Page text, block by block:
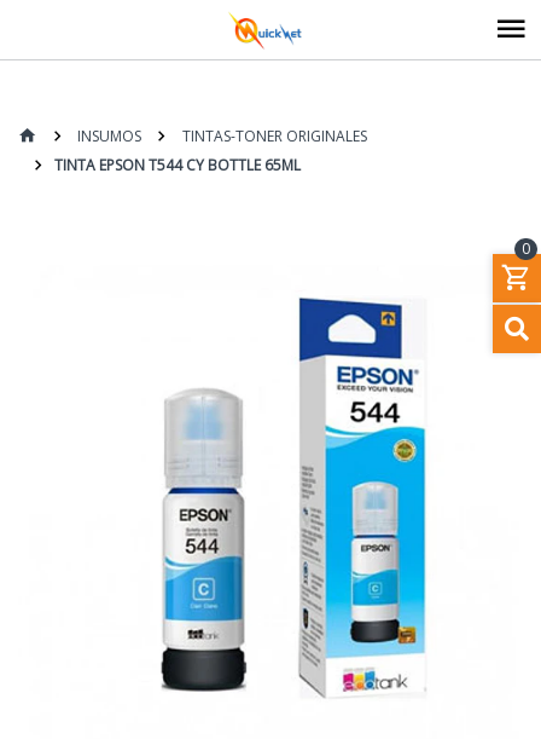
0
INSUMOS
TINTAS-TONER ORIGINALES
TINTA EPSON T544 CY BOTTLE 65ML